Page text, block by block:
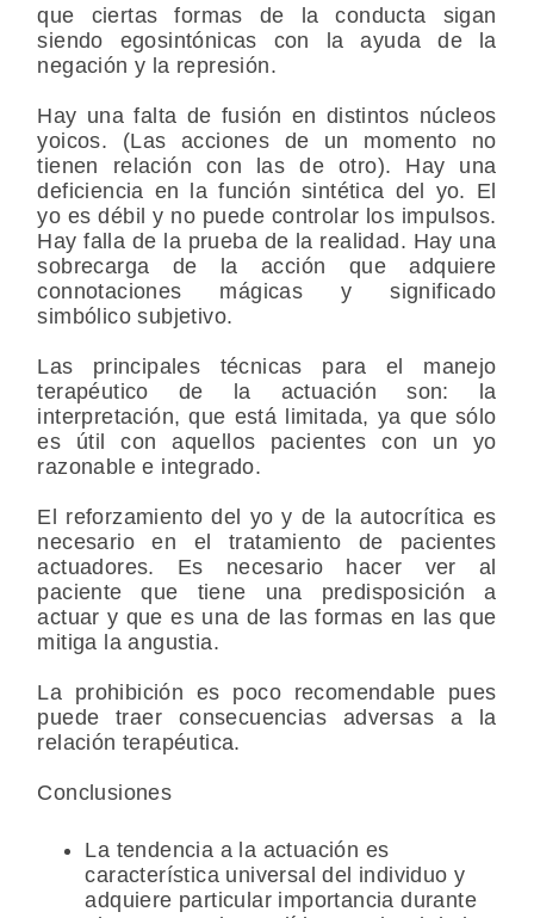
que ciertas formas de la conducta sigan
siendo egosintónicas con la ayuda de la
negación y la represión.
Hay una falta de fusión en distintos núcleos
yoicos. (Las acciones de un momento no
tienen relación con las de otro). Hay una
deficiencia en la función sintética del yo. El
yo es débil y no puede controlar los impulsos.
Hay falla de la prueba de la realidad. Hay una
sobrecarga de la acción que adquiere
connotaciones mágicas y significado
simbólico subjetivo.
Las principales técnicas para el manejo
terapéutico de la actuación son: la
interpretación, que está limitada, ya que sólo
es útil con aquellos pacientes con un yo
razonable e integrado.
El reforzamiento del yo y de la autocrítica es
necesario en el tratamiento de pacientes
actuadores. Es necesario hacer ver al
paciente que tiene una predisposición a
actuar y que es una de las formas en las que
mitiga la angustia.
La prohibición es poco recomendable pues
puede traer consecuencias adversas a la
relación terapéutica.
Conclusiones
La tendencia a la actuación es
característica universal del individuo y
adquiere particular importancia durante